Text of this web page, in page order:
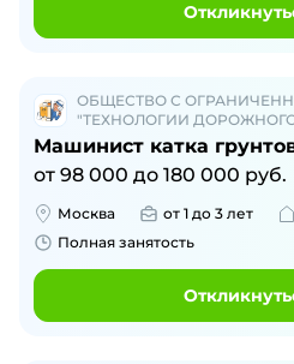
ОБЩЕСТВО С
"ТЕХНОЛОГИИ
Машинист катка
от 98 000 до 180 000 руб.
Москва от 1 до 3 лет
Полная занятость